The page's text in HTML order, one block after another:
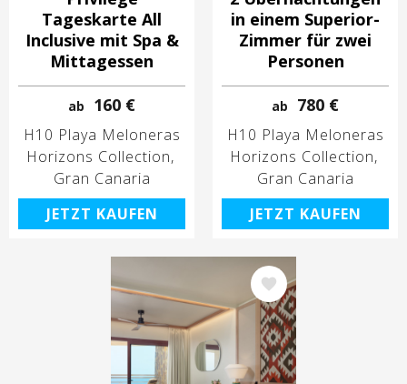
Tageskarte All
Inclusive mit Spa &
Mittagessen
ab 160 €
H10 Playa Meloneras
Horizons Collection
Gran Canaria
JETZT KAUFEN
in einem Superior-
Zimmer für zwei
Personen
ab 780 €
H10 Playa Meloneras
Horizons Collection
Gran Canaria
JETZT KAUFEN
Bild